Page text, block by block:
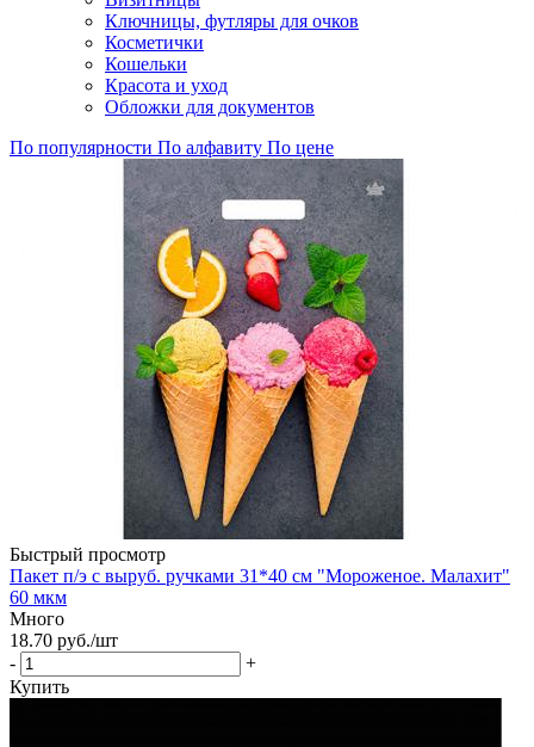
Ключницы, футляры для очков
Косметички
Кошельки
Красота и уход
Обложки для документов
По популярности По алфавиту По цене
Быстрый просмотр
Пакет п/э с выруб. ручками 31*40 см "Мороженое. Малахит"
60 мкм
Много
18.70 руб./шт
-
+
Купить